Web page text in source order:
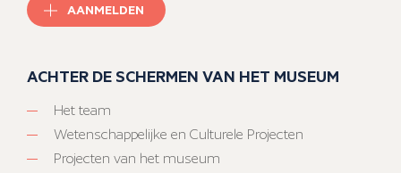
AANMELDEN
ACHTER DE SCHERMEN VAN HET MUSEUM
Het team
Wetenschappelijke en Culturele Projecten
Projecten van het museum